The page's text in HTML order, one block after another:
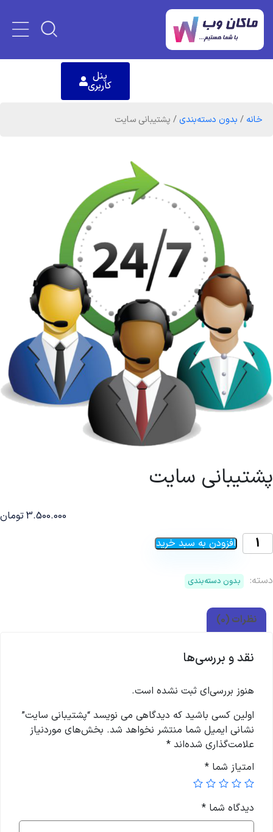
پنل
کاربری
خانه / بدون دسته‌بندی/ پشتیبانی سایت
پشتیبانی سایت
تومان3.500.000
افزودن به سبد خرید
دسته: بدون دسته‌بندی
نظرات (0)
نقد و بررسی‌ها
هنوز بررسی‌ای ثبت نشده است.
اولین کسی باشید که دیدگاهی می نویسد “پشتیبانی سایت”
نشانی ایمیل شما منتشر نخواهد شد. بخش‌های موردنیاز
علامت‌گذاری شده‌اند *
امتیاز شما *
دیدگاه شما *